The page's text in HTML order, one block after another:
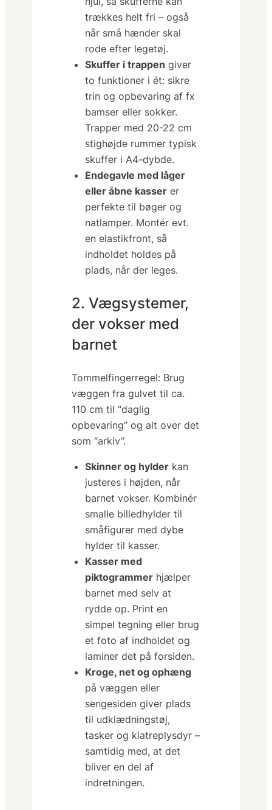
trækkes helt fri – også
når små hænder skal
rode efter legetøj.
Skuffer i trappen giver
to funktioner i ét: sikre
trin og opbevaring af fx
bamser eller sokker.
Trapper med 20-22 cm
stighøjde rummer typisk
skuffer i A4-dybde.
Endegavle med låger
eller åbne kasser er
perfekte til bøger og
natlamper. Montér evt.
en elastikfront, så
indholdet holdes på
plads, når der leges.
2. Vægsystemer,
der vokser med
barnet
Tommel­finger­regel: Brug
væggen fra gulvet til ca.
110 cm til “daglig
opbevaring” og alt over det
som “arkiv”.
Skinner og hylder kan
justeres i højden, når
barnet vokser. Kombinér
smalle billedhylder til
småfigurer med dybe
hylder til kasser.
Kasser med
piktogrammer hjælper
barnet med selv at
rydde op. Print en
simpel tegning eller brug
et foto af indholdet og
laminer det på forsiden.
Kroge, net og ophæng
på væggen eller
sengesiden giver plads
til udklædningstøj,
tasker og klatre­plysdyr –
samtidig med, at det
bliver en del af
indretningen.